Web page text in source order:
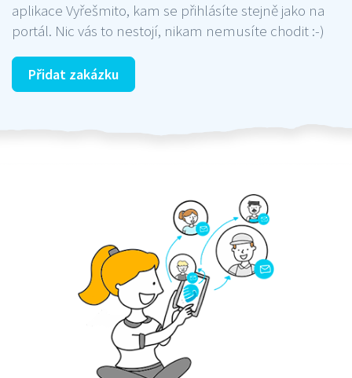
aplikace Vyřešmito, kam se přihlásíte stejně jako na
portál. Nic vás to nestojí, nikam nemusíte chodit :-)
Přidat zakázku